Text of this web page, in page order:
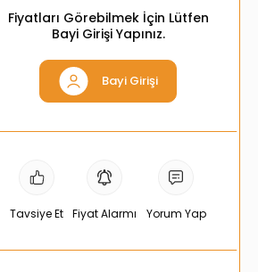
Fiyatları Görebilmek İçin Lütfen
Bayi Girişi Yapınız.
Bayi Girişi
Tavsiye Et Fiyat Alarmı Yorum Yap